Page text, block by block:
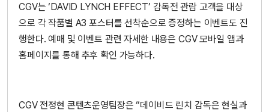
CGV는 ‘DAVID LYNCH EFFECT’ 감독전 관람 고객을 대상
으로 각 작품별 A3 포스터를 선착순으로 증정하는 이벤트도 진
행한다. 예매 및 이벤트 관련 자세한 내용은 CGV 모바일 앱과
홈페이지를 통해 추후 확인 가능하다.
CGV 전정현 콘텐츠운영팀장은 “데이비드 린치 감독은 현실과